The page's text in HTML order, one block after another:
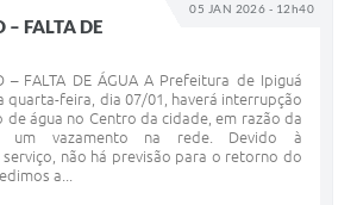
05 JAN 2026 - 12h40
FALTA DE
– FALTA DE ÁGUA A Prefeitura de Ipiguá
quarta-feira, dia 07/01, haverá interrupção
de água no Centro da cidade, em razão da
um vazamento na rede. Devido à
não há previsão para o retorno do
a...